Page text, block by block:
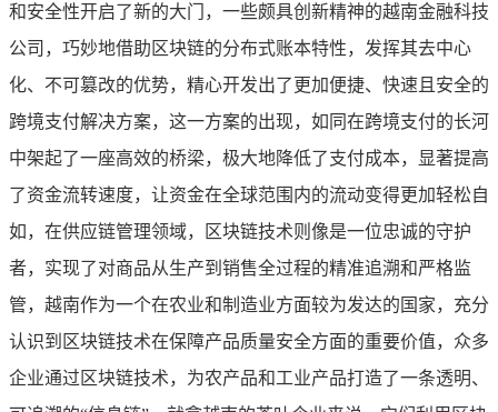
和安全性开启了新的大门，一些颇具创新精神的越南金融科技
公司，巧妙地借助区块链的分布式账本特性，发挥其去中心
化、不可篡改的优势，精心开发出了更加便捷、快速且安全的
跨境支付解决方案，这一方案的出现，如同在跨境支付的长河
中架起了一座高效的桥梁，极大地降低了支付成本，显著提高
了资金流转速度，让资金在全球范围内的流动变得更加轻松自
如，在供应链管理领域，区块链技术则像是一位忠诚的守护
者，实现了对商品从生产到销售全过程的精准追溯和严格监
管，越南作为一个在农业和制造业方面较为发达的国家，充分
认识到区块链技术在保障产品质量安全方面的重要价值，众多
企业通过区块链技术，为农产品和工业产品打造了一条透明、